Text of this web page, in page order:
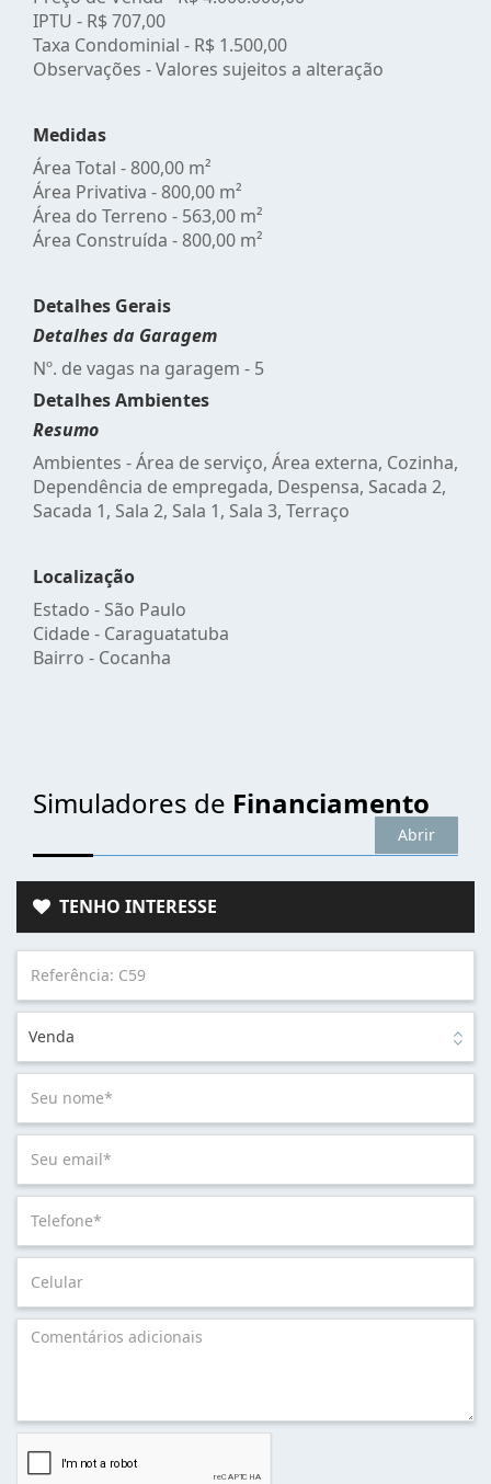
IPTU - R$ 707,00
Taxa Condominial - R$ 1.500,00
Observações - Valores sujeitos a alteração
Medidas
Área Total - 800,00 m²
Área Privativa - 800,00 m²
Área do Terreno - 563,00 m²
Área Construída - 800,00 m²
Detalhes Gerais
Detalhes da Garagem
Nº. de vagas na garagem - 5
Detalhes Ambientes
Resumo
Ambientes - Área de serviço, Área externa, Cozinha,
Dependência de empregada, Despensa, Sacada 2,
Sacada 1, Sala 2, Sala 1, Sala 3, Terraço
Localização
Estado - São Paulo
Cidade - Caraguatatuba
Bairro - Cocanha
Simuladores de Financiamento
Abrir
TENHO INTERESSE
Venda